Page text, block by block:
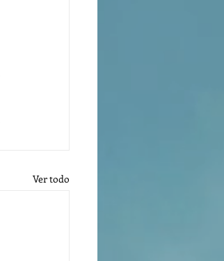
Ver todo